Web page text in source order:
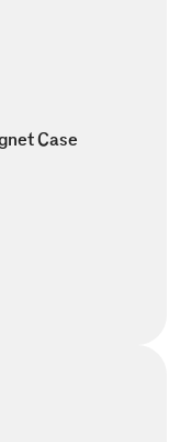
Case